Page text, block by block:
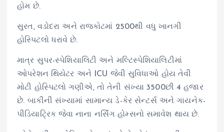
હોમ છે.
સુરત, વડોદરા અને રાજકોટમાં 2500થી વધુ ખાનગી
હોસ્પિટલો ધરાવે છે.
માત્ર સુપર-સ્પેશિયાલિટી અને મલ્ટિસ્પેશિયાલિટીમાં
ઓપરેશન થિયેટર અને ICU જેવી સુવિધાઓ હોય તેવી
મોટી હોસ્પિટલો ગણીએ, તો તેની સંખ્યા 3500છી 4 હજાર
છે. બાકીની સંખ્યામાં સામાન્ય ડે-કેર સેન્ટર્સ અને ગાયનેક-
પીડિયાટ્રિક જેવા નાના નર્સિંગ હોમ્સનો સમાવેશ થાય છે.